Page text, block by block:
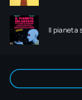
Il pianeta